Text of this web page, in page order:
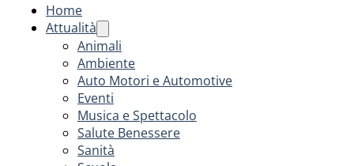
Home
Attualità
Animali
Ambiente
Auto Motori e Automotive
Eventi
Musica e Spettacolo
Salute Benessere
Sanità